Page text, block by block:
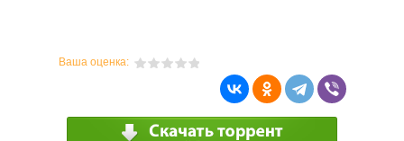
Ваша оценка: